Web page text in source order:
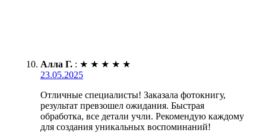
Алла Г. : ★ ★ ★ ★ ★
23.05.2025
Отличные специалисты! Заказала фотокнигу,
результат превзошел ожидания. Быстрая
обработка, все детали учли. Рекомендую каждому
для создания уникальных воспоминаний!